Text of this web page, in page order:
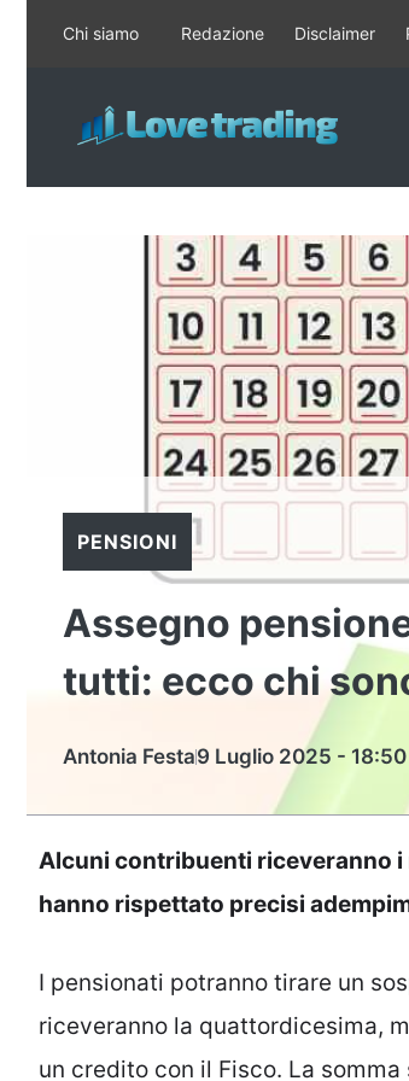
contenuto
Chi siamo Redazione Disclaimer
PENSIONI
Assegno
tutti: ecco chi
Antonia Festa9 Luglio 2025 - 18:50
Alcuni contribuenti riceveranno i
hanno rispettato precisi
I pensionati potranno tirare un
riceveranno la quattordicesima,
un credito con il Fisco. La